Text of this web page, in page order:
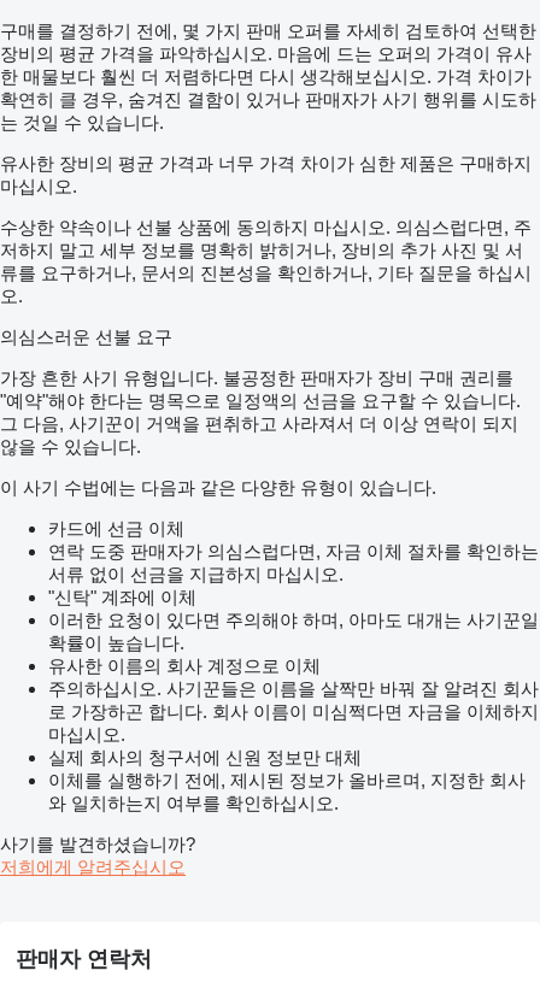
구매를 결정하기 전에, 몇 가지 판매 오퍼를 자세히 검토하여 선택한
장비의 평균 가격을 파악하십시오. 마음에 드는 오퍼의 가격이 유사
한 매물보다 훨씬 더 저렴하다면 다시 생각해보십시오. 가격 차이가
확연히 클 경우, 숨겨진 결함이 있거나 판매자가 사기 행위를 시도하
는 것일 수 있습니다.
유사한 장비의 평균 가격과 너무 가격 차이가 심한 제품은 구매하지
마십시오.
수상한 약속이나 선불 상품에 동의하지 마십시오. 의심스럽다면, 주
저하지 말고 세부 정보를 명확히 밝히거나, 장비의 추가 사진 및 서
류를 요구하거나, 문서의 진본성을 확인하거나, 기타 질문을 하십시
오.
의심스러운 선불 요구
가장 흔한 사기 유형입니다. 불공정한 판매자가 장비 구매 권리를
"예약"해야 한다는 명목으로 일정액의 선금을 요구할 수 있습니다.
그 다음, 사기꾼이 거액을 편취하고 사라져서 더 이상 연락이 되지
않을 수 있습니다.
이 사기 수법에는 다음과 같은 다양한 유형이 있습니다.
카드에 선금 이체
연락 도중 판매자가 의심스럽다면, 자금 이체 절차를 확인하는
서류 없이 선금을 지급하지 마십시오.
"신탁" 계좌에 이체
이러한 요청이 있다면 주의해야 하며, 아마도 대개는 사기꾼일
확률이 높습니다.
유사한 이름의 회사 계정으로 이체
주의하십시오. 사기꾼들은 이름을 살짝만 바꿔 잘 알려진 회사
로 가장하곤 합니다. 회사 이름이 미심쩍다면 자금을 이체하지
마십시오.
실제 회사의 청구서에 신원 정보만 대체
이체를 실행하기 전에, 제시된 정보가 올바르며, 지정한 회사
와 일치하는지 여부를 확인하십시오.
사기를 발견하셨습니까?
저희에게 알려주십시오
판매자 연락처